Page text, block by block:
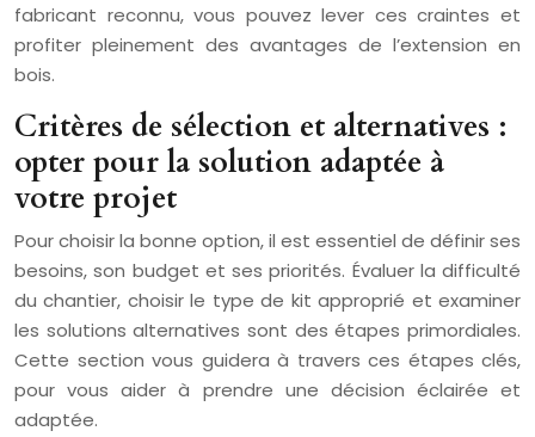
fabricant reconnu, vous pouvez lever ces craintes et
profiter pleinement des avantages de l’extension en
bois.
Critères de sélection et alternatives :
opter pour la solution adaptée à
votre projet
Pour choisir la bonne option, il est essentiel de définir ses
besoins, son budget et ses priorités. Évaluer la difficulté
du chantier, choisir le type de kit approprié et examiner
les solutions alternatives sont des étapes primordiales.
Cette section vous guidera à travers ces étapes clés,
pour vous aider à prendre une décision éclairée et
adaptée.